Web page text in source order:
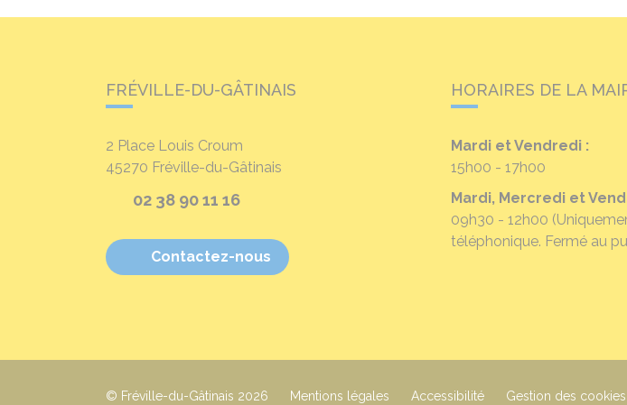
FRÉVILLE-DU-GÂTINAIS
2 Place Louis Croum
45270 Fréville-du-Gâtinais
02 38 90 11 16
Contactez-nous
HORAIRES DE LA
Mardi et Vendredi :
15h00 - 17h00
Mardi, Mercredi et
09h30 - 12h00
téléphonique. Fermé au
© Fréville-du-Gâtinais 2026 Mentions légales Accessibilité Gestion des cookies